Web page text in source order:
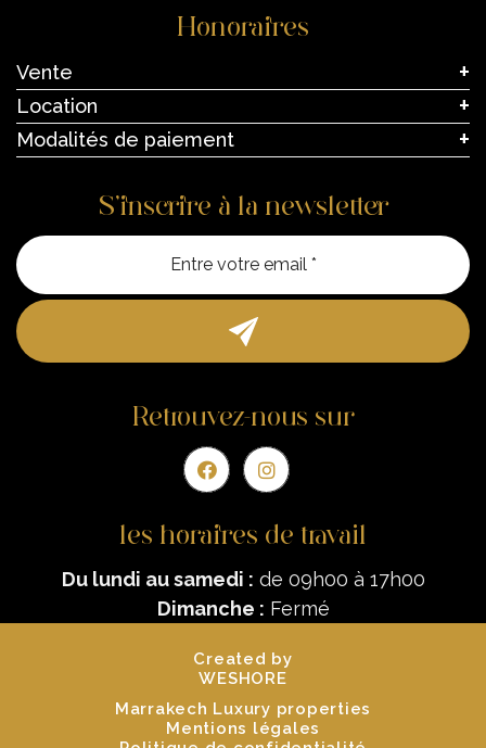
Honoraires
Vente
Location
Modalités de paiement
S’inscrire à la newsletter
Entre
Retrouvez-nous sur
les horaires de travail
Du lundi au samedi : de 09h00 à 17h00
Dimanche : Fermé
Created by
WESHORE
Marrakech Luxury properties
Mentions légales